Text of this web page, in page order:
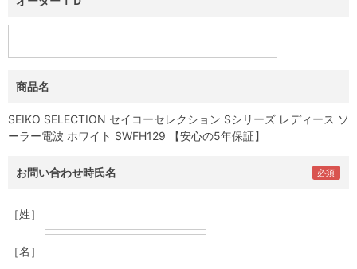
商品名
SEIKO SELECTION セイコーセレクション Sシリーズ レディース ソ
ーラー電波 ホワイト SWFH129 【安心の5年保証】
お問い合わせ時氏名
［姓］
［名］